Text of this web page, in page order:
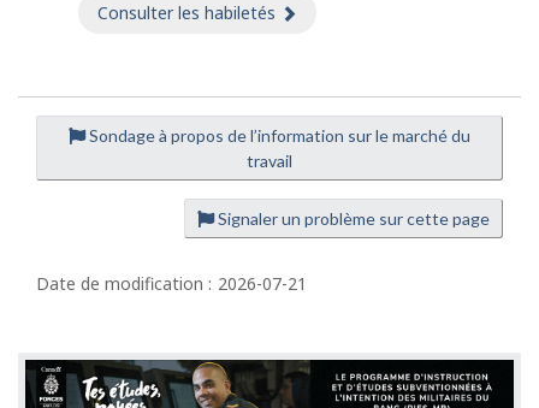
Consulter les habiletés
Sondage à propos de l’information sur le marché du
travail
Signaler un problème sur cette page
é
i
s
d
Date de modification : 2026-07-21